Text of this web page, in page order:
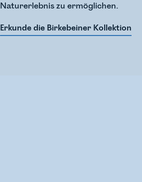
Naturerlebnis zu ermöglichen.
Erkunde die Birkebeiner Kollektion